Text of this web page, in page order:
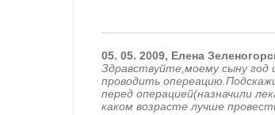
05. 05. 2009, Елена
Здравствуйте,моему сыну год
проводить
перед операцией(назначили
каком возрасте лучше